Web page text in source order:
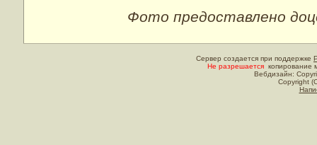
Фото предоставлено
Сервер создается при поддержке
Не разрешается копирование
Вебдизайн:
Copyright